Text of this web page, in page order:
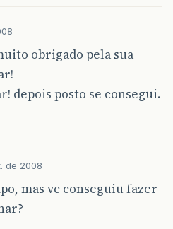
obrigado pela sua
depois posto se consegui.
de 2008
mas vc conseguiu fazer